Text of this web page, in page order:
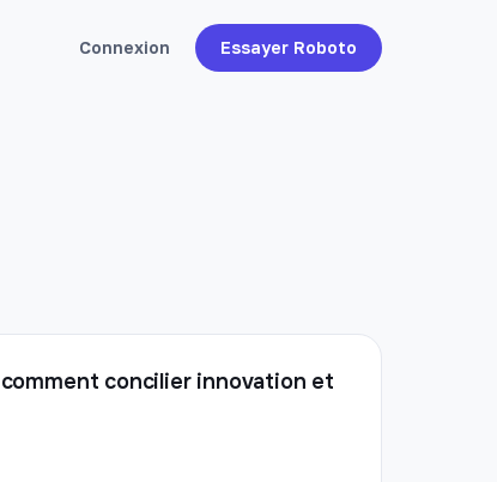
Connexion Essayer Roboto
concilier innovation et